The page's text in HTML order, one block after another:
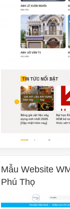
Mẫu Website
Phú Thọ